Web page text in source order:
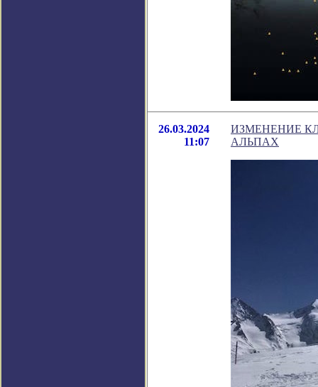
26.03.2024
11:07
ИЗМЕНЕНИЕ
АЛЬПАХ